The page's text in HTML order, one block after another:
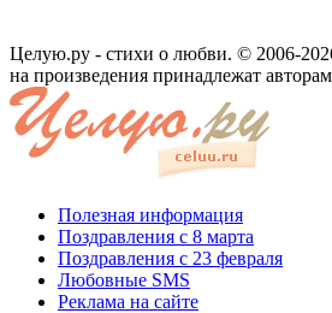
Целую.ру - стихи о любви. © 2006-
на произведения принадлежат
Полезная информация
Поздравления с 8 марта
Поздравления с 23 февраля
Любовные SMS
Реклама на сайте